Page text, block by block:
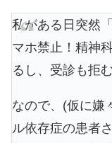
私がある日突然
マホ禁止！精神
るし、受診も拒
なので、(仮に嫌
ル依存症の患者